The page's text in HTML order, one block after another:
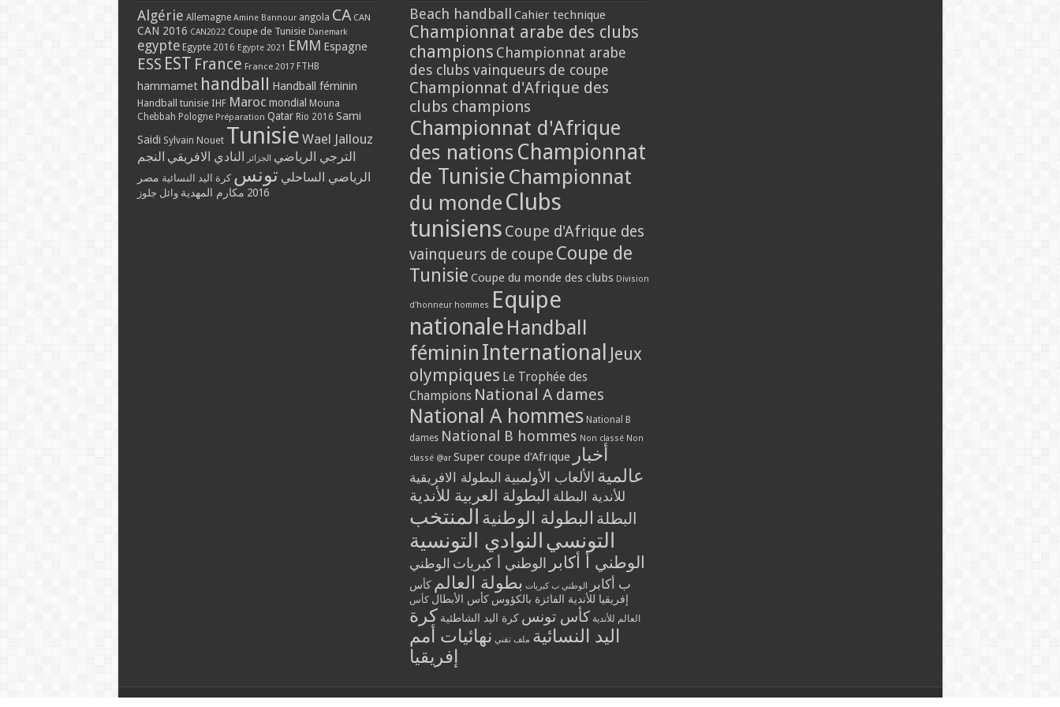
Algérie Allemagne Amine Bannour angola CA CAN
CAN 2016 CAN2022 Coupe de Tunisie Danemark
egypte Egypte 2016 Egypte 2021 EMM Espagne
ESS EST France France 2017 FTHB
hammamet handball Handball féminin
Handball tunisie IHF Maroc mondial Mouna
Chebbah Pologne Préparation Qatar Rio 2016 Sami
Saidi Sylvain Nouet Tunisie Wael Jallouz
الترجي الرياضي الجزائر النادي الافريقي النجم
الرياضي الساحلي تونس كرة اليد النسائية مصر
2016 مكارم المهدية وائل جلوز
Beach handball Cahier technique
Championnat arabe des clubs
champions Championnat arabe
des clubs vainqueurs de coupe
Championnat d'Afrique des
clubs champions
Championnat d'Afrique
des nations Championnat
de Tunisie Championnat
du monde Clubs
tunisiens Coupe d'Afrique des
vainqueurs de coupe Coupe de
Tunisie Coupe du monde des clubs Division
d'honneur hommes Equipe
nationale Handball
féminin International Jeux
olympiques Le Trophée des
Champions National A dames
National A hommes National B
dames National B hommes Non classé Non
classé @ar Super coupe d'Afrique أخبار
عالمية الألعاب الأولمبية البطولة الافريقية
للأندية البطلة البطولة العربية للأندية
البطلة البطولة الوطنية المنتخب
التونسي النوادي التونسية
الوطني أ أكابر الوطني أ كبريات الوطني
ب أكابر
الوطني ب كبريات بطولة العالم كأس
إفريقيا للأندية الفائزة بالكؤوس كأس الأبطال كأس
العالم للأندية كأس تونس كرة اليد الشاطئية كرة
اليد النسائية ملف تقني نهائيات أمم
إفريقيا